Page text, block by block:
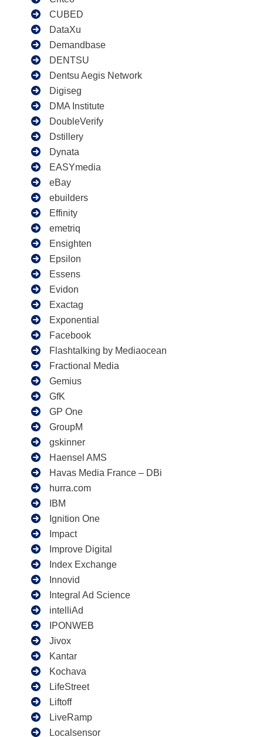
CUBED
DataXu
Demandbase
DENTSU
Dentsu Aegis Network
Digiseg
DMA Institute
DoubleVerify
Dstillery
Dynata
EASYmedia
eBay
ebuilders
Effinity
emetriq
Ensighten
Epsilon
Essens
Evidon
Exactag
Exponential
Facebook
Flashtalking by Mediaocean
Fractional Media
Gemius
GfK
GP One
GroupM
gskinner
Haensel AMS
Havas Media France – DBi
hurra.com
IBM
Ignition One
Impact
Improve Digital
Index Exchange
Innovid
Integral Ad Science
intelliAd
IPONWEB
Jivox
Kantar
Kochava
LifeStreet
Liftoff
LiveRamp
Localsensor